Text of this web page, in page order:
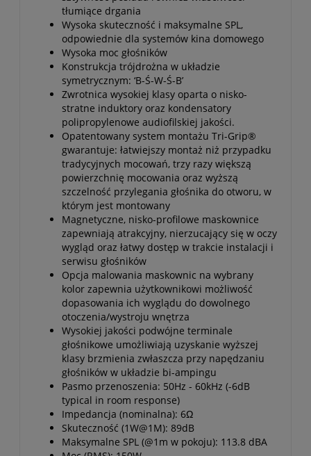
tłumiące drgania
Wysoka skuteczność i maksymalne SPL,
odpowiednie dla systemów kina domowego
Wysoka moc głośników
Konstrukcja trójdrożna w układzie
symetrycznym: ‘B-Ś-W-Ś-B’
Zwrotnica wysokiej klasy oparta o nisko-
stratne induktory oraz kondensatory
polipropylenowe audiofilskiej jakości.
Opatentowany system montażu Tri-Grip®
gwarantuje: łatwiejszy montaż niż przypadku
tradycyjnych mocowań, trzy razy większą
powierzchnię mocowania oraz wyższą
szczelność przylegania głośnika do otworu, w
którym jest montowany
Magnetyczne, nisko-profilowe maskownice
zapewniają atrakcyjny, nierzucający się w oczy
wygląd oraz łatwy dostęp w trakcie instalacji i
serwisu głośników
Opcja malowania maskownic na wybrany
kolor zapewnia użytkownikowi możliwość
dopasowania ich wyglądu do dowolnego
otoczenia/wystroju wnętrza
Wysokiej jakości podwójne terminale
głośnikowe umożliwiają uzyskanie wyższej
klasy brzmienia zwłaszcza przy napędzaniu
głośników w układzie bi-ampingu
Pasmo przenoszenia: 50Hz - 60kHz (-6dB
typical in room response)
Impedancja (nominalna): 6Ω
Skuteczność (1W@1M): 89dB
Maksymalne SPL (@1m w pokoju): 113.8 dBA